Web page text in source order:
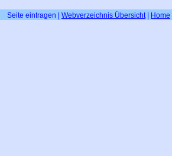
Seite eintragen | Webverzeichnis Übersicht| Home